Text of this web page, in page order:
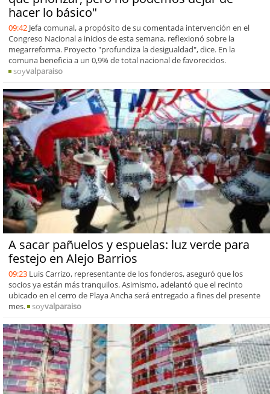
hacer lo básico"
09:42 Jefa comunal, a propósito de su comentada intervención en el
Congreso Nacional a inicios de esta semana, reflexionó sobre la
megarreforma. Proyecto "profundiza la desigualdad", dice. En la
comuna beneficia a un 0,9% de total nacional de favorecidos.
soyvalparaiso
A sacar pañuelos y espuelas: luz verde para
festejo en Alejo Barrios
09:23 Luis Carrizo, representante de los fonderos, aseguró que los
socios ya están más tranquilos. Asimismo, adelantó que el recinto
ubicado en el cerro de Playa Ancha será entregado a fines del presente
mes.
soyvalparaiso